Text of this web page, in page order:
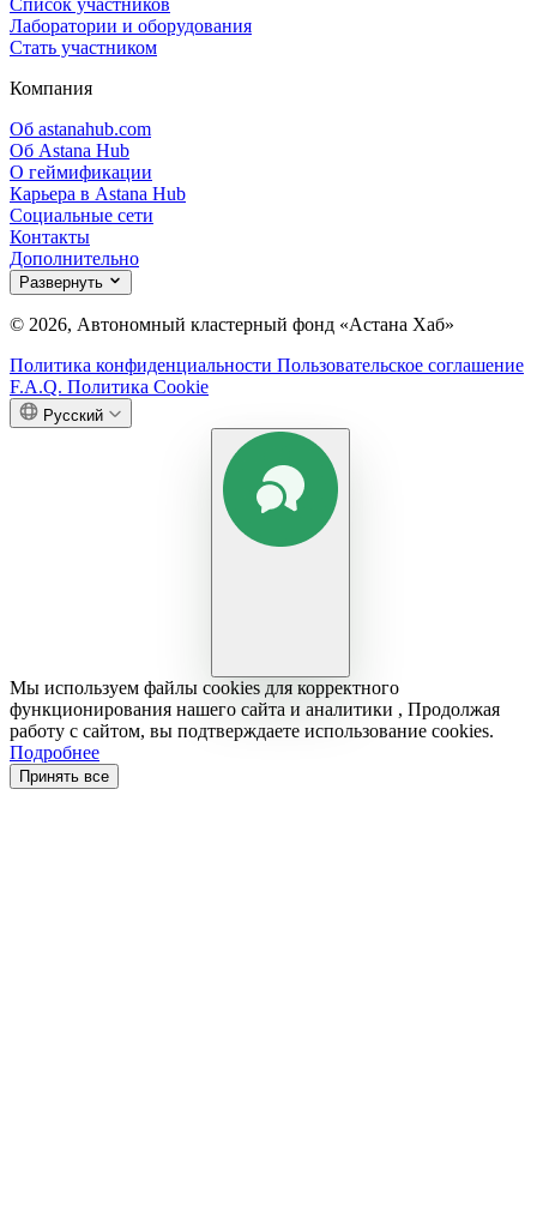
Лаборатории и оборудования
Стать участником
Компания
Об astanahub.com
Об Astana Hub
О геймификации
Карьера в Astana Hub
Социальные сети
Контакты
Дополнительно
Развернуть
© 2026, Автономный кластерный фонд «Астана Хаб»
Политика конфиденциальности Пользовательское соглашение
F.A.Q. Политика Cookie
Русский
Мы используем файлы cookies для корректного
функционирования нашего сайта и аналитики , Продолжая
работу с сайтом, вы подтверждаете использование cookies.
Подробнее
Принять все